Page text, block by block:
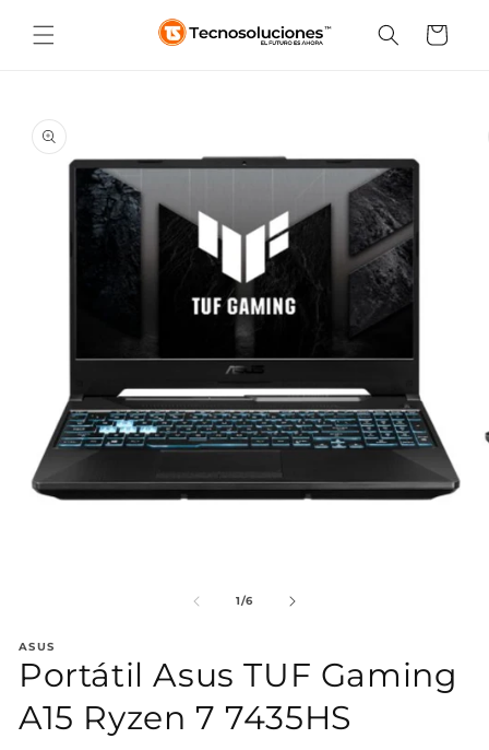
directamente
al contenido
Carrito
información
del producto
una
ventana
modal
1/de
6
ASUS
Portátil Asus TUF Gaming
A15 Ryzen 7 7435HS